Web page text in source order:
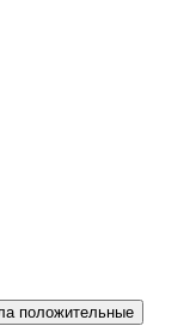
положительные